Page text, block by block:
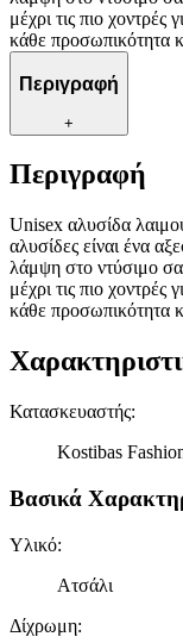
μέχρι τις πιο χοντρές
κάθε προσωπικότητα
Περιγραφή
+
Περιγραφή
Unisex αλυσίδα
αλυσίδες είναι ένα
λάμψη στο ντύσιμο
μέχρι τις πιο χοντρές
κάθε προσωπικότητα
Κατασκευαστής:
Kostibas
Βασικά
Υλικό:
Ατσάλι
Δίχρωμη: